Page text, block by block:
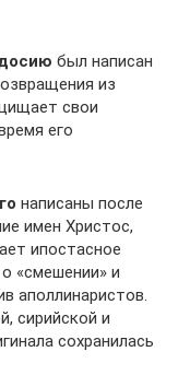
был написан
из
свои
его
написаны после
имен Христос,
ипостасное
«смешении» и
аполлинаристов.
сирийской и
сохранилась